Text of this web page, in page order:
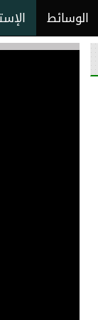
الوسائط